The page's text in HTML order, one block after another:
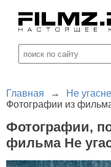
Главная → Не
Фотографии из
Фотографии,
фильма Не